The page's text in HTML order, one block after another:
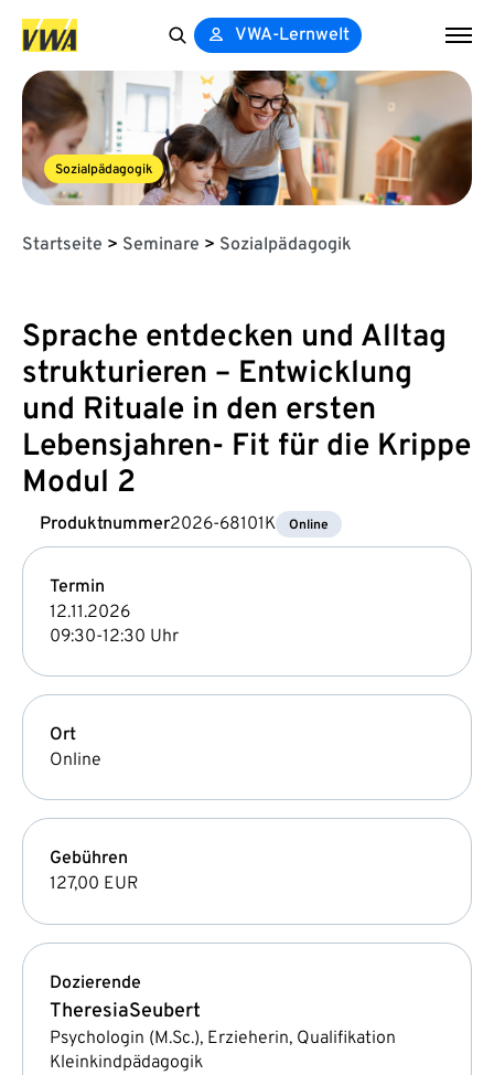
for:
VWA-Lernwelt
Sozialpädagogik
Startseite > Seminare > Sozialpädagogik
Sprache entdecken und Alltag
strukturieren – Entwicklung
und Rituale in den ersten
Lebensjahren- Fit für die Krippe
Modul 2
Produktnummer2026-68101K Online
Termin
12.11.2026
09:30-12:30 Uhr
Ort
Online
Gebühren
127,00 EUR
Dozierende
TheresiaSeubert
Psychologin (M.Sc.), Erzieherin, Qualifikation
Kleinkindpädagogik